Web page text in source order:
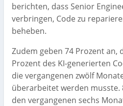
berichten, dass Senior
verbringen, Code zu
beheben.
Zudem geben 74 Prozent an,
Prozent des KI-generierten
die vergangenen zwölf
überarbeitet werden musste.
den vergangenen sechs